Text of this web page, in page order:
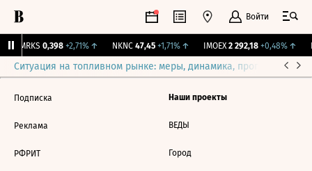
Войти
MRKS 0,398 +2,71%↑ NKNC 47,45 +1,71%↑ IMOEX 2 292,18 +0,48%↑
Ситуация на топливном рынке: меры, динамика, прогнозы
Подписка
Реклама
РФРИТ
Наши проекты
ВЕДЫ
Город